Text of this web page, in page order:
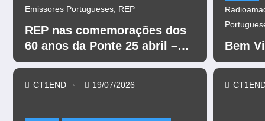
Emissores Portugueses, REP
REP nas comemorações dos
60 anos da Ponte 25 abril –
CR60A
CT1END 19/07/2026
Bem